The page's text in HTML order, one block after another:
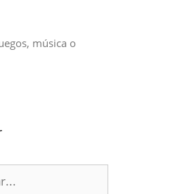
música o